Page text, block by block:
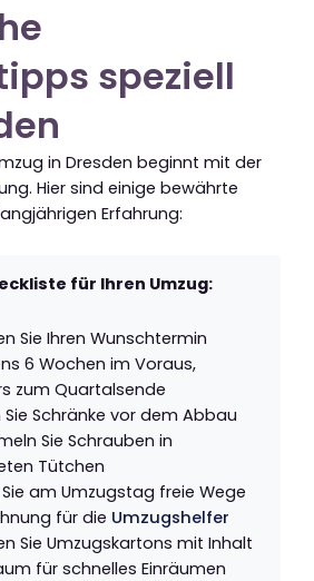
speziell
in Dresden beginnt mit der
Hier sind einige bewährte
Erfahrung:
für Ihren Umzug:
Sie Ihren Wunschtermin
6 Wochen im Voraus,
zum Quartalsende
Sie Schränke vor dem Abbau
Sie Schrauben in
Tütchen
am Umzugstag freie Wege
für die Umzugshelfer
Sie Umzugskartons mit Inhalt
für schnelles Einräumen